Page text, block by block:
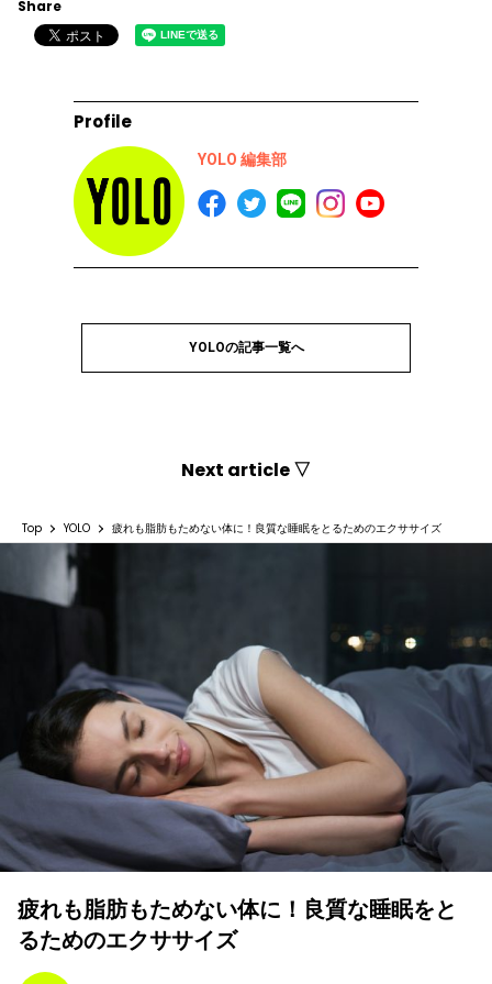
Share
Profile
YOLO 編集部
YOLOの記事一覧へ
Next article ▽
Top YOLO 疲れも脂肪もためない体に！良質な睡眠をとるためのエクササイズ
疲れも脂肪もためない体に！良質な睡眠をと
るためのエクササイズ